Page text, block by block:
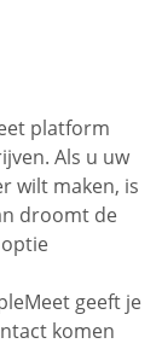
platform
Als u uw
wilt maken, is
droomt de
geeft je
komen